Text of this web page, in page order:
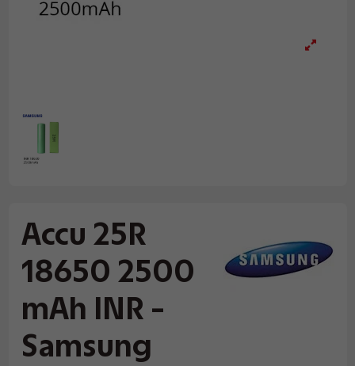
Accu 25R
18650 2500
mAh INR -
Samsung